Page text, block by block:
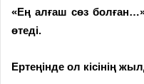
«Ең алғаш сөз
өтеді.
Ертеңінде ол кісінің